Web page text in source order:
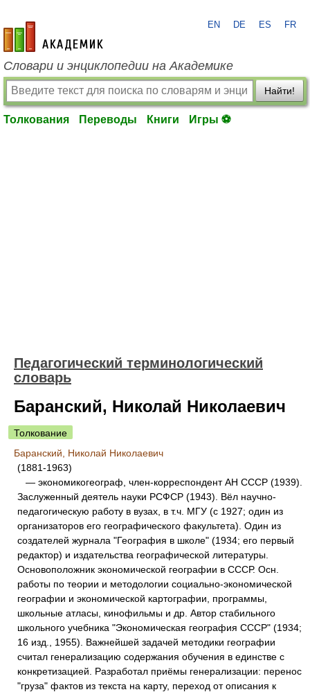
academic.ru
EN DE ES FR
Словари и энциклопедии на Академике
Найти!
Толкования Переводы Книги Игры ⚽
Педагогический терминологический
словарь
Баранский, Николай Николаевич
Толкование
Баранский, Николай Николаевич
(1881-1963)
— экономикогеограф, член-корреспондент АН СССР (1939).
Заслуженный деятель науки РСФСР (1943). Вёл научно-
педагогическую работу в вузах, в т.ч. МГУ (с 1927; один из
организаторов его географического факультета). Один из
создателей журнала "География в школе" (1934; его первый
редактор) и издательства географической литературы.
Основоположник экономической географии в СССР. Осн.
работы по теории и методологии социально-экономической
географии и экономической картографии, программы,
школьные атласы, кинофильмы и др. Автор стабильного
школьного учебника "Экономическая география СССР" (1934;
16 изд., 1955). Важнейшей задачей методики географии
считал генерализацию содержания обучения в единстве с
конкретизацией. Разработал приёмы генерализации: перенос
"груза" фактов из текста на карту, переход от описания к